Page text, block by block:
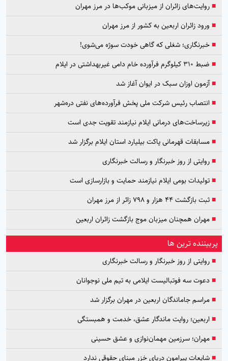
■روایت‌های زائران از میزبانی موکب‌ها در مرز مهران
■ ورود زائران اربعین به کشور از مرز مهران
■خبرنگاری؛ شغلی که گاهی خودت سوژه می‌شوی!
■ ضبط ۳۱۰ کیلوگرم فرآورده خام دامی غیربهداشتی در ایلام
■آزمون اوزان سبک در ایوان آغاز شد
■ انتصاب رئیس شرکت ملی پخش فرآورده‌های نفتی دره‌شهر
■زیرساخت‌های درمانی ایلام نیازمند تقویت جدی است
■مسابقات قهرمانی پاکت بیلیارد استان ایلام برگزار شد
■روایتی از روز خبرنگار و رسالت خبرنگاری
■تولیدات بومی ایلام نیازمند حمایت و بازارسازی است
■ثبت بازگشت ۴۴ هزار و ۷۹۸ زائر از مرز مهران
■مهران همچنان میزبان موج بازگشت زائران اربعین
پربیننده ترین ها
■روایتی از روز خبرنگار و رسالت خبرنگاری
■دعوت سه فوتبالیست ایلامی به تیم ملی نوجوانان
■مراسم جاماندگان اربعین در مهران برگزار شد
■ اربعین؛ روایت ماندگار عشق، خدمت و همبستگی
■مهران؛ سرزمین مهمان‌نوازی و عشق حسینی
■شایعات پیرامون دریای خزر مبنای حقوقی ندارد